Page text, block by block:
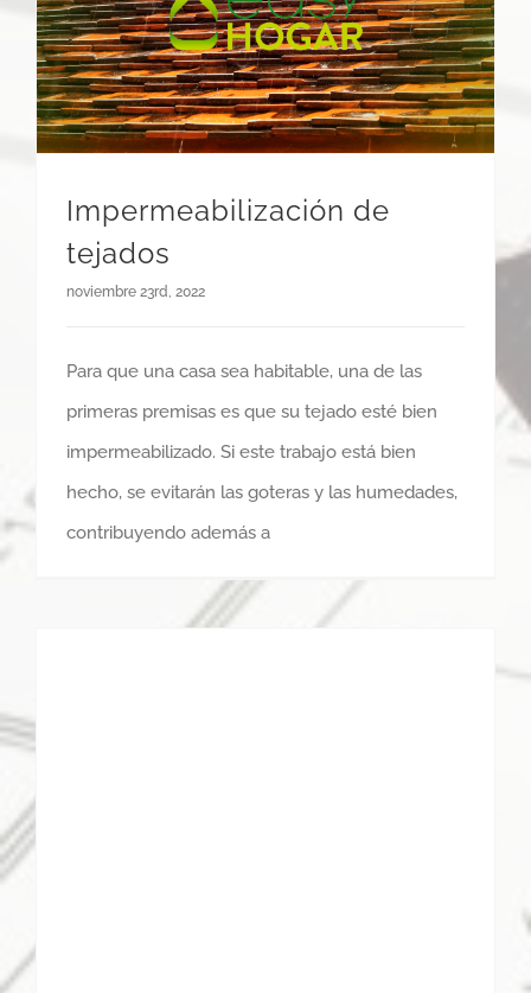
Impermeabilización de
tejados
noviembre 23rd, 2022
Para que una casa sea habitable, una de las
primeras premisas es que su tejado esté bien
impermeabilizado. Si este trabajo está bien
hecho, se evitarán las goteras y las humedades,
contribuyendo además a